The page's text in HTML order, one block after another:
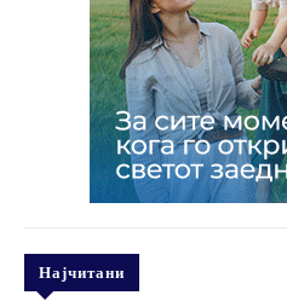
Најчитани